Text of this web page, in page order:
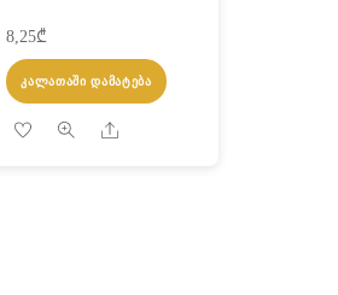
8,25₾
ᲙᲐᲚᲐᲗᲐᲨᲘ ᲓᲐᲛᲐᲢᲔᲑᲐ
Share